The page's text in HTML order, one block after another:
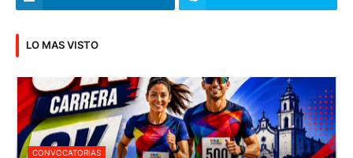
LO MAS VISTO
CONVOCATORIAS